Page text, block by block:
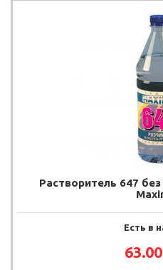
Растворитель 647
Есть в